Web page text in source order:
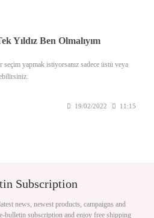
Yıldız Ben Olmalıyım
seçim yapmak istiyorsanız sadece üstü veya
19/02/2022 11:15
Subscription
news, newest products, campaigns and
bulletin subscription and enjoy free shipping